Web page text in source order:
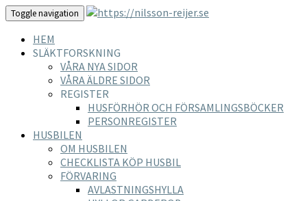
Toggle navigation
HEM
SLÄKTFORSKNING
VÅRA NYA SIDOR
VÅRA ÄLDRE SIDOR
REGISTER
HUSFÖRHÖR OCH FÖRSAMLINGSBÖCKER
PERSONREGISTER
HUSBILEN
OM HUSBILEN
CHECKLISTA KÖP HUSBIL
FÖRVARING
AVLASTNINGSHYLLA